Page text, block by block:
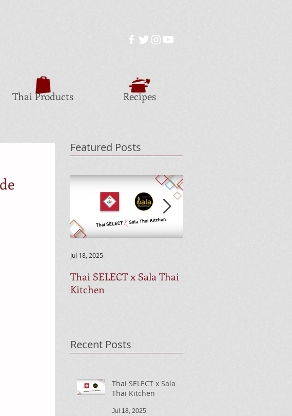
Thai Products Recipes
Featured Posts
Thai SELECT x Sala Thai
Kitchen
Jul 18, 2025
Recent Posts
Thai SELECT x Sala
Thai Kitchen
Jul 18, 2025